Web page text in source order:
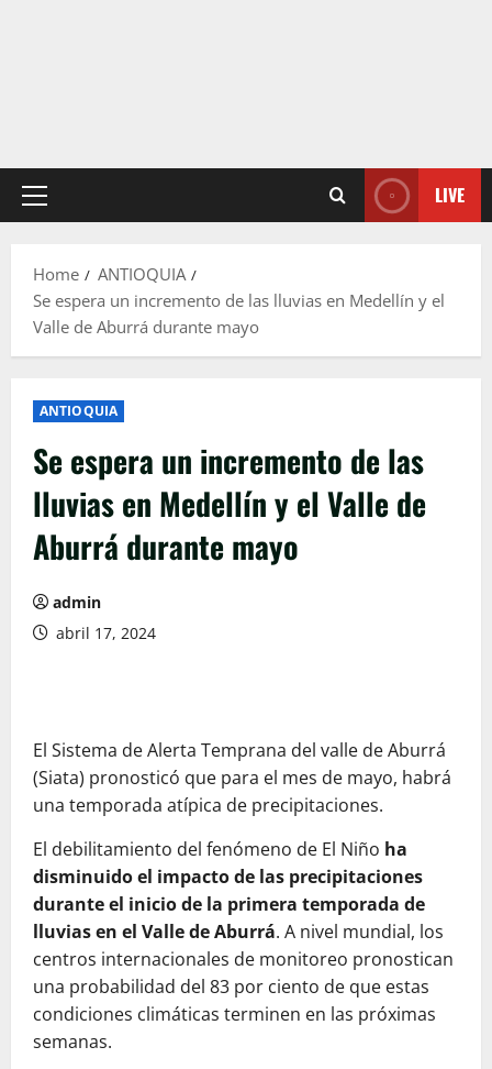
Primary
LIVE
Home
ANTIOQUIA
Se espera un incremento de las lluvias en Medellín y el
Valle de Aburrá durante mayo
ANTIOQUIA
Se espera un incremento de las
lluvias en Medellín y el Valle de
Aburrá durante mayo
admin
abril 17, 2024
El Sistema de Alerta Temprana del valle de Aburrá
(Siata) pronosticó que para el mes de mayo, habrá
una temporada atípica de precipitaciones.
El debilitamiento del fenómeno de El Niño ha
disminuido el impacto de las precipitaciones
durante el inicio de la primera temporada de
lluvias en el Valle de Aburrá. A nivel mundial, los
centros internacionales de monitoreo pronostican
una probabilidad del 83 por ciento de que estas
condiciones climáticas terminen en las próximas
semanas.